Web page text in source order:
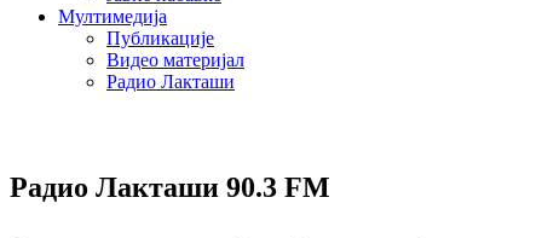
Мултимедија
Публикације
Видео материјал
Радио Лакташи
Радио Лакташи 90.3 FM